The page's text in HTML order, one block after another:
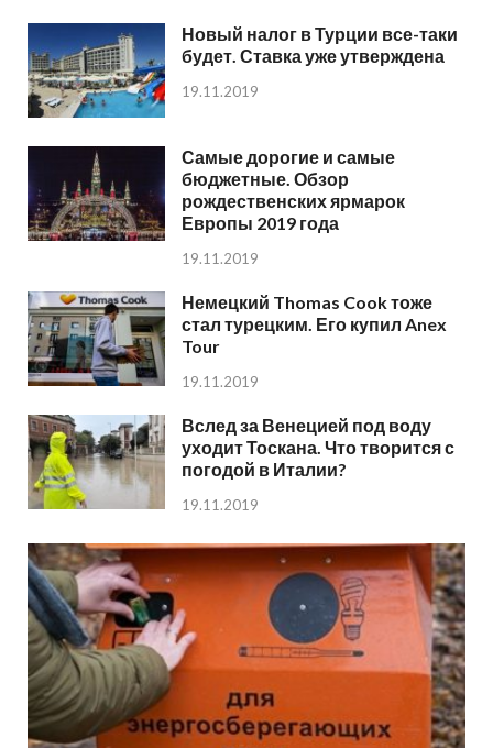
Новый налог в Турции все-таки
будет. Ставка уже утверждена
19.11.2019
Самые дорогие и самые
бюджетные. Обзор
рождественских ярмарок
Европы 2019 года
19.11.2019
Немецкий Thomas Cook тоже
стал турецким. Его купил Anex
Tour
19.11.2019
Вслед за Венецией под воду
уходит Тоскана. Что творится с
погодой в Италии?
19.11.2019